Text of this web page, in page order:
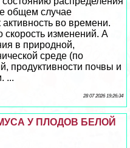
общем случае
активность во времени.
скорость изменений. А
в природной,
среде (по
продуктивности почвы и
...
28 07 2026 19:26:34
У ПЛОДОВ БЕЛОЙ